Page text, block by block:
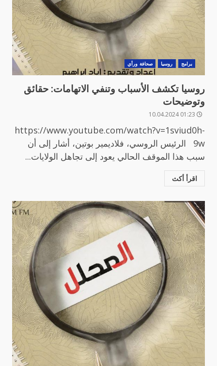
برامج روسيا صحافة ورأي
روسيا تكشف الأسباب وتنفي الاتهامات: حقائق
وتوضيحات
https://www.youtube.com/watch?v=1sviud0h-
9w الرئيس الروسي، فلاديمير بوتين، أشار إلى أن
سبب هذا الموقف الحالي يعود إلى تجاهل الولايات...
اقرأ أكث